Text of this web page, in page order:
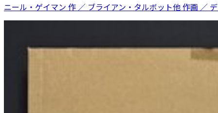
ニール・ゲイマン 作 ／ ブライアン・タルボット他 作画 ／